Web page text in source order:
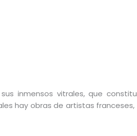
inmensos vitrales, que
hay obras de artistas